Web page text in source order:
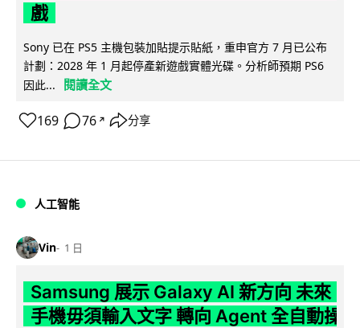
戲
Sony 已在 PS5 主機包裝加貼提示貼紙，重申官方 7 月已公布
計劃：2028 年 1 月起停產新遊戲實體光碟。分析師預期 PS6
因此...
閱讀全文
169 76 ↗ 分享
人工智能
Vin 1 日
Samsung 展示 Galaxy AI 新方向 未來
手機毋須輸入文字 轉向 Agent 全自動操